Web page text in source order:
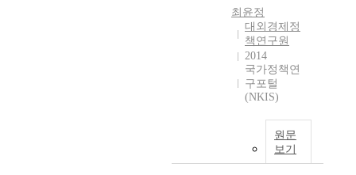
최윤정
대외경제정
책연구원
2014
국가정책연
구포털
(NKIS)
원문
보기